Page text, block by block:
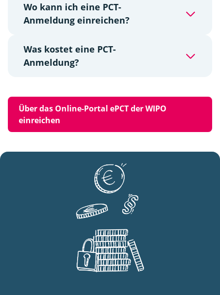
Wo kann ich eine PCT-
Anmeldung einreichen?
Was kostet eine PCT-
Anmeldung?
Über das Online-Portal ePCT der WIPO
einreichen